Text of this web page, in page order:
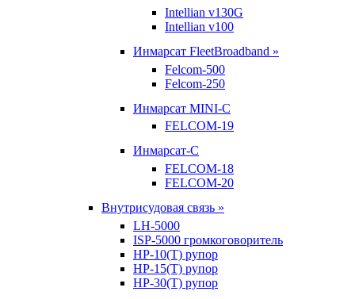
Intellian v130G
Intellian v100
Инмарсат FleetBroadband »
Felcom-500
Felcom-250
Инмарсат MINI-C
FELCOM-19
Инмарсат-С
FELCOM-18
FELCOM-20
Внутрисудовая связь »
LH-5000
ISP-5000 громкоговоритель
HP-10(T) рупор
HP-15(T) рупор
HP-30(T) рупор